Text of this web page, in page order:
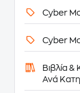
Cyber
Cyber
Βιβλία &
Ανά